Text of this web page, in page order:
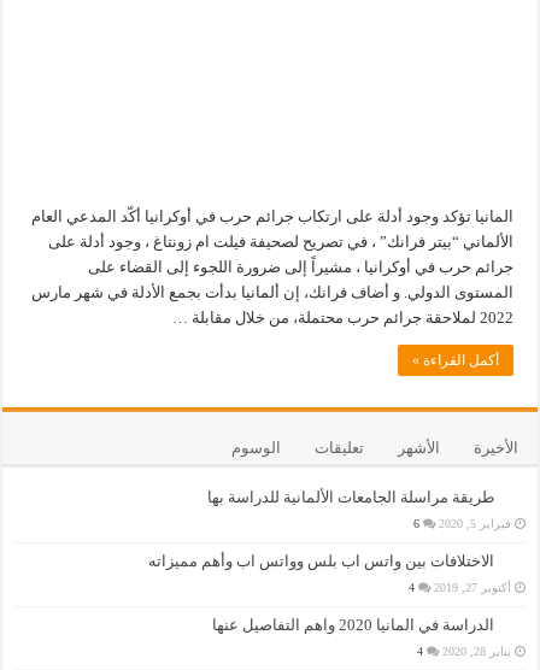
المانيا تؤكد وجود أدلة على ارتكاب جرائم حرب في أوكرانيا أكّد المدعي العام
الألماني “بيتر فرانك” ، في تصريح لصحيفة فيلت ام زونتاغ ، وجود أدلة على
جرائم حرب في أوكرانيا ، مشيراً إلى ضرورة اللجوء إلى القضاء على
المستوى الدولي. و أضاف فرانك، إن ألمانيا بدأت بجمع الأدلة في شهر مارس
2022 لملاحقة جرائم حرب محتملة، من خلال مقابلة …
أكمل القراءة »
الأخيرة الأشهر تعليقات الوسوم
طريقة مراسلة الجامعات الألمانية للدراسة بها
فبراير 5, 2020 6
الاختلافات بين واتس اب بلس وواتس اب وأهم مميزاته
أكتوبر 27, 2019 4
الدراسة في المانيا 2020 واهم التفاصيل عنها
يناير 28, 2020 4